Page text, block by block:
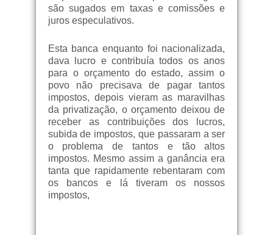
são sugados em taxas e comissões e
juros especulativos.
Esta banca enquanto foi nacionalizada,
dava lucro e contribuía todos os anos
para o orçamento do estado, assim o
povo não precisava de pagar tantos
impostos, depois vieram as maravilhas
da privatização, o orçamento deixou de
receber as contribuições dos lucros,
subida de impostos, que passaram a ser
o problema de tantos e tão altos
impostos. Mesmo assim a ganância era
tanta que rapidamente rebentaram com
os bancos e lá tiveram os nossos
impostos,